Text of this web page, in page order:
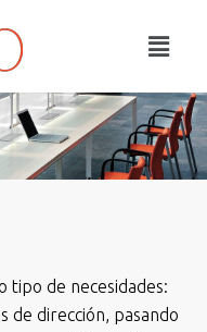
tipo de necesidades:
de dirección, pasando